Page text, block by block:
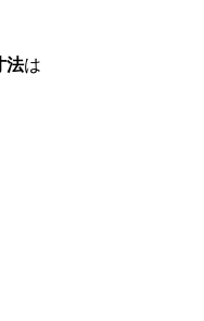
法は